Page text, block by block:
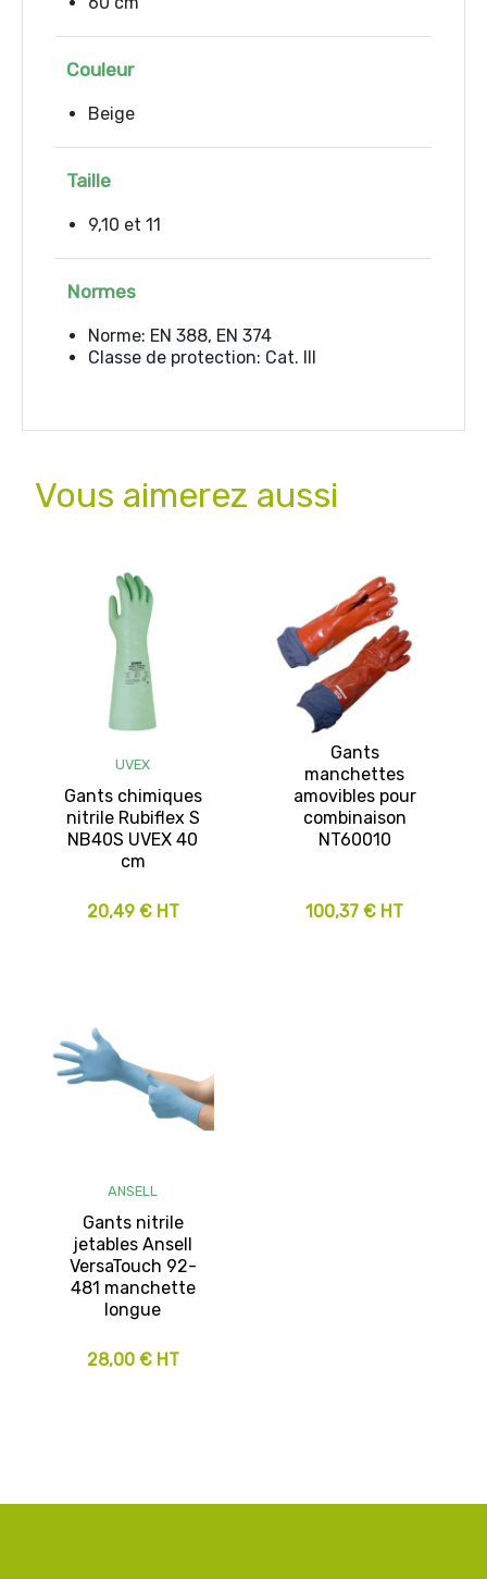
Couleur
Beige
Taille
9,10 et 11
Normes
Norme: EN 388, EN 374
Classe de protection: Cat. III
Vous aimerez aussi
UVEX
Gants chimiques
nitrile Rubiflex S
NB40S UVEX 40
cm
20,49 € HT
Gants
manchettes
amovibles pour
combinaison
NT60010
100,37 € HT
ANSELL
Gants nitrile
jetables Ansell
VersaTouch 92-
481 manchette
longue
28,00 € HT